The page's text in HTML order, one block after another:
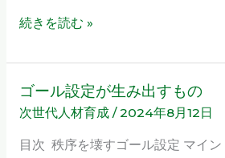
な
た
前
提
続きを読む »
ゴール設定が生み出すもの
次世代人材育成/2024年8月12日
目次 秩序を壊すゴール設定 マイ
ゴ
ー